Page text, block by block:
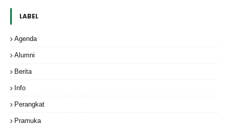
LABEL
Agenda
Alumni
Berita
Info
Perangkat
Pramuka